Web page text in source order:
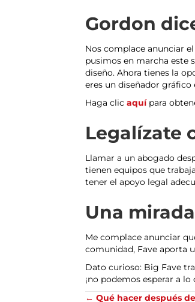
Gordon
Nos complace anunciar
pusimos en marcha este
diseño. Ahora tienes la
eres un diseñador
Haga clic aquípara
Legalízate
Llamar a un abogado
tienen equipos que
tener el apoyo legal
Una
Me complace anunciar
comunidad, Fave aporta
Dato curioso: Big Fave
¡no podemos esperar a
← Qué hacer después